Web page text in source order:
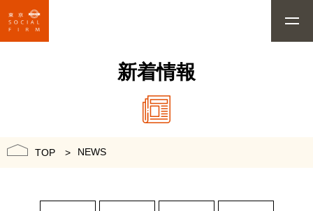
新着情報
TOP NEWS